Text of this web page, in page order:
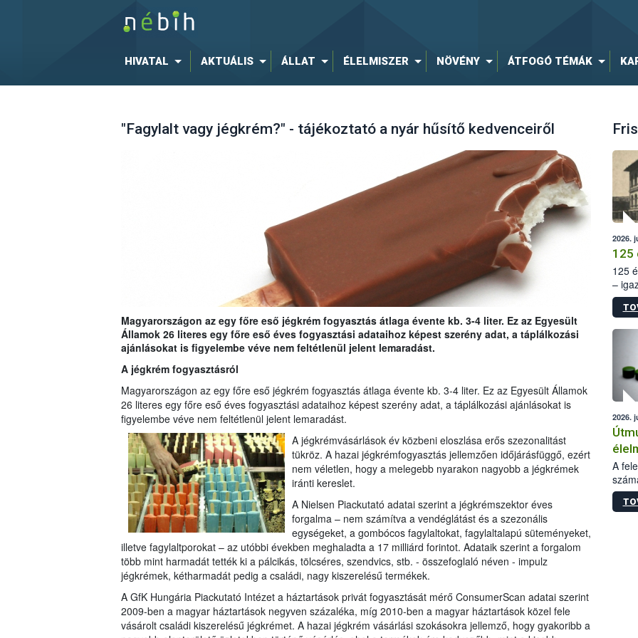
HIVATAL AKTUÁLIS ÁLLAT ÉLELMISZER NÖVÉNY ÁTFOGÓ TÉMÁK
"Fagylalt vagy jégkrém?" - tájékoztató a nyár hűsítő kedvenceiről
Magyarországon az egy főre eső jégkrém fogyasztás átlaga évente kb. 3-4 liter. Ez az Egyesült
Államok 26 literes egy főre eső éves fogyasztási adataihoz képest szerény adat, a táplálkozási
ajánlásokat is figyelembe véve nem feltétlenül jelent lemaradást.
A jégkrém fogyasztásról
Magyarországon az egy főre eső jégkrém fogyasztás átlaga évente kb. 3-4 liter. Ez az Egyesült Államok
26 literes egy főre eső éves fogyasztási adataihoz képest szerény adat, a táplálkozási ajánlásokat is
figyelembe véve nem feltétlenül jelent lemaradást.
A jégkrémvásárlások év közbeni eloszlása erős szezonalitást
tükröz. A hazai jégkrémfogyasztás jellemzően időjárásfüggő, ezért
nem véletlen, hogy a melegebb nyarakon nagyobb a jégkrémek
iránti kereslet.
A Nielsen Piackutató adatai szerint a jégkrémszektor éves
forgalma – nem számítva a vendéglátást és a szezonális
egységeket, a gombócos fagylaltokat, fagylaltalapú süteményeket,
illetve fagylaltporokat – az utóbbi években meghaladta a 17 milliárd forintot. Adataik szerint a forgalom
több mint harmadát tették ki a pálcikás, tölcséres, szendvics, stb. - összefoglaló néven - impulz
jégkrémek, kétharmadát pedig a családi, nagy kiszerelésű termékek.
A GfK Hungária Piackutató Intézet a háztartások privát fogyasztását mérő ConsumerScan adatai szerint
2009-ben a magyar háztartások negyven százaléka, míg 2010-ben a magyar háztartások közel fele
vásárolt családi kiszerelésű jégkrémet. A hazai jégkrém vásárlási szokásokra jellemző, hogy gyakoribb a
2026.
125
125
–
15.
2026.
A